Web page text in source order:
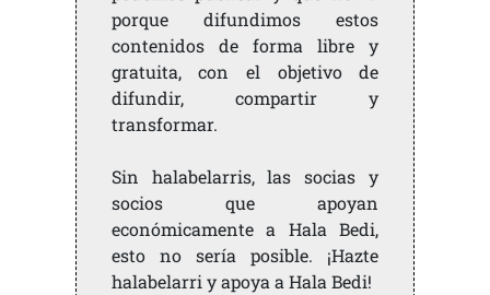
porque difundimos estos
contenidos de forma libre y
gratuita, con el objetivo de
difundir, compartir y
transformar.
Sin halabelarris, las socias y
socios que apoyan
económicamente a Hala Bedi,
esto no sería posible. ¡Hazte
halabelarri y apoya a Hala Bedi!